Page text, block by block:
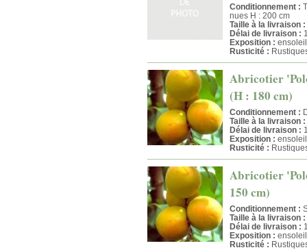
Conditionnement :
nues H : 200 cm
Taille à la livraison :
Délai de livraison :
Exposition :
Rusticité :
Abricotier
(H : 180 cm)
Conditionnement :
Taille à la livraison :
Délai de livraison :
Exposition :
Rusticité :
Abricotier
150 cm)
Conditionnement :
Taille à la livraison :
Délai de livraison :
Exposition :
Rusticité :